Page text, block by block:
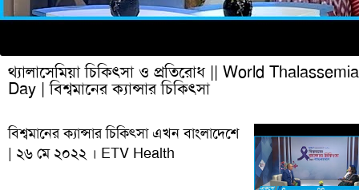
থ্যালাসেমিয়া চিকিৎসা ও প্রতিরোধ || World Thalassemia
Day | বিশ্বমানের ক্যান্সার চিকিৎসা
বিশ্বমানের ক্যান্সার চিকিৎসা এখন বাংলাদেশে
| ২৬ মে ২০২২ । ETV Health